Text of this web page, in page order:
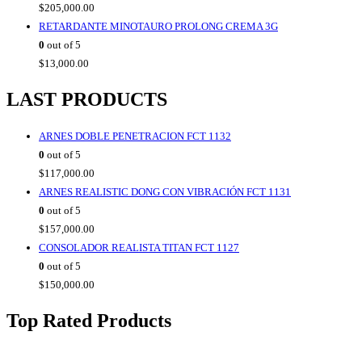
$205,000.00
RETARDANTE MINOTAURO PROLONG CREMA 3G
0 out of 5
$13,000.00
LAST PRODUCTS
ARNES DOBLE PENETRACION FCT 1132
0 out of 5
$117,000.00
ARNES REALISTIC DONG CON VIBRACIÓN FCT 1131
0 out of 5
$157,000.00
CONSOLADOR REALISTA TITAN FCT 1127
0 out of 5
$150,000.00
Top Rated Products